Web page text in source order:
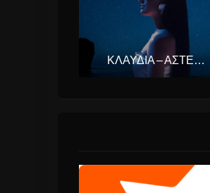
ΚΛΑΥΔΊΑ – ΑΣΤΕΡΟΜΆΤΑ (EUROVISION ΕΛΛΆΔΑ 2025)